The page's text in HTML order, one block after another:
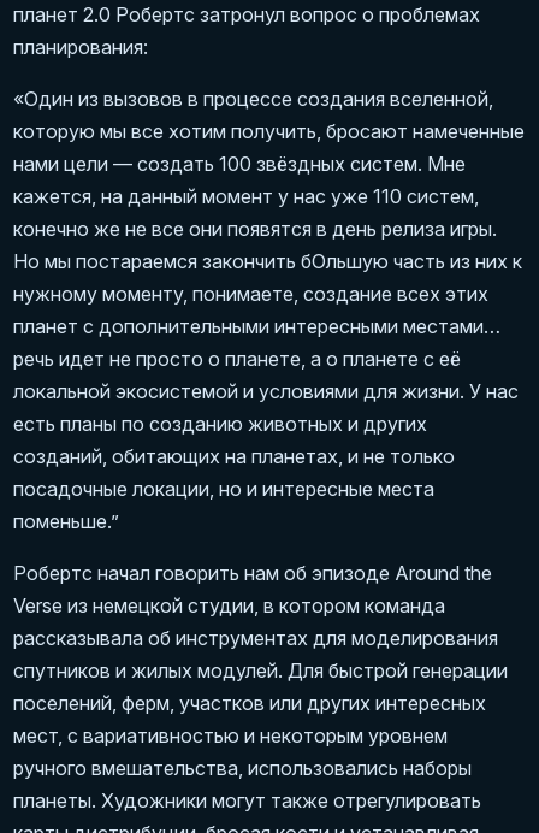
планет 2.0 Робертс затронул вопрос о проблемах
планирования:
«Один из вызовов в процессе создания вселенной,
которую мы все хотим получить, бросают намеченные
нами цели — создать 100 звёздных систем. Мне
кажется, на данный момент у нас уже 110 систем,
конечно же не все они появятся в день релиза игры.
Но мы постараемся закончить бОльшую часть из них к
нужному моменту, понимаете, создание всех этих
планет с дополнительными интересными местами…
речь идет не просто о планете, а о планете с её
локальной экосистемой и условиями для жизни. У нас
есть планы по созданию животных и других
созданий, обитающих на планетах, и не только
посадочные локации, но и интересные места
поменьше.”
Робертс начал говорить нам об эпизоде Around the
Verse из немецкой студии, в котором команда
рассказывала об инструментах для моделирования
спутников и жилых модулей. Для быстрой генерации
поселений, ферм, участков или других интересных
мест, с вариативностью и некоторым уровнем
ручного вмешательства, использовались наборы
планеты. Художники могут также отрегулировать